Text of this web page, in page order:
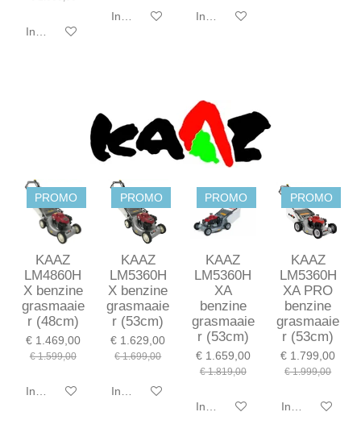
In winkelwagen
In winkelwagen In winkelwagen
PROMO
KAAZ
LM4860H
X benzine
grasmaaie
r (48cm)
€ 1.469,00
€ 1.599,00
In winkelwagen
PROMO
KAAZ
LM5360H
X benzine
grasmaaie
r (53cm)
€ 1.629,00
€ 1.699,00
In winkelwagen
PROMO
KAAZ
LM5360H
XA
benzine
grasmaaie
r (53cm)
€ 1.659,00
€ 1.819,00
In winkelwagen
PROMO
KAAZ
LM5360H
XA PRO
benzine
grasmaaie
r (53cm)
€ 1.799,00
€ 1.999,00
In winkelwagen